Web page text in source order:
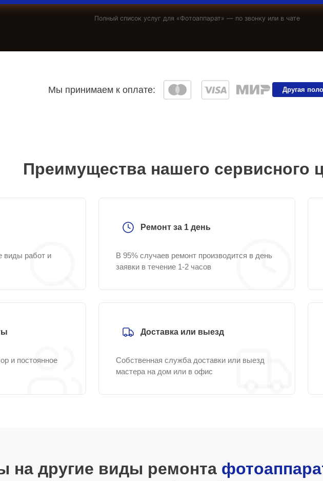
Полный список услуг для «Фотоаппарат» — по звонку или в чате
Мы принимаем к оплате: Другая
Преимущества нашего сервисного
виды работ и
Ремонт за 1 день
В 95% случаев ремонт производится в день
заявки в течение 1-2 часов
и постоянное
Доставка или выезд
Собственная служба доставки или выезд
мастера на дом или в офис
на другие виды ремонта